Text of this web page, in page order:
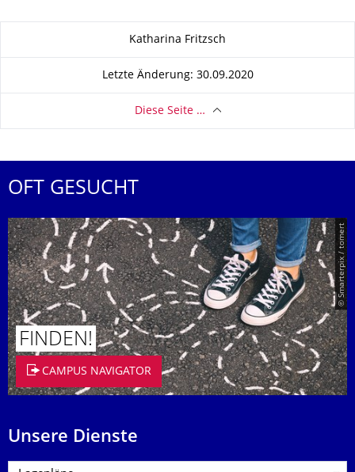
Katharina Fritzsch
Letzte Änderung: 30.09.2020
Diese Seite …
OFT GESUCHT
© Smarterpix / tomert
FINDEN!
CAMPUS NAVIGATOR
Unsere Dienste